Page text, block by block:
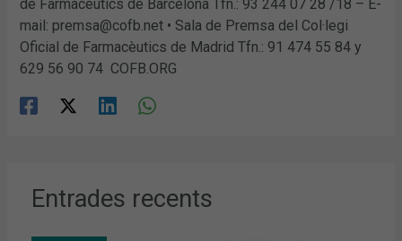
de Farmacèutics de Barcelona Tfn.: 93 244 07 28 /18 – E-
mail: premsa@cofb.net • Sala de Premsa del Col·legi
Oficial de Farmacèutics de Madrid Tfn.: 91 474 55 84 y
629 56 90 74 COFB.ORG
Entrades recents